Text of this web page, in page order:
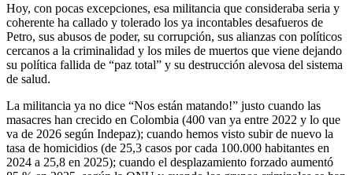
Hoy, con pocas excepciones, esa militancia que consideraba seria y
coherente ha callado y tolerado los ya incontables desafueros de
Petro, sus abusos de poder, su corrupción, sus alianzas con políticos
cercanos a la criminalidad y los miles de muertos que viene dejando
su política fallida de “paz total” y su destrucción alevosa del sistema
de salud.
La militancia ya no dice “Nos están matando!” justo cuando las
masacres han crecido en Colombia (400 van ya entre 2022 y lo que
va de 2026 según Indepaz); cuando hemos visto subir de nuevo la
tasa de homicidios (de 25,3 casos por cada 100.000 habitantes en
2024 a 25,8 en 2025); cuando el desplazamiento forzado aumentó